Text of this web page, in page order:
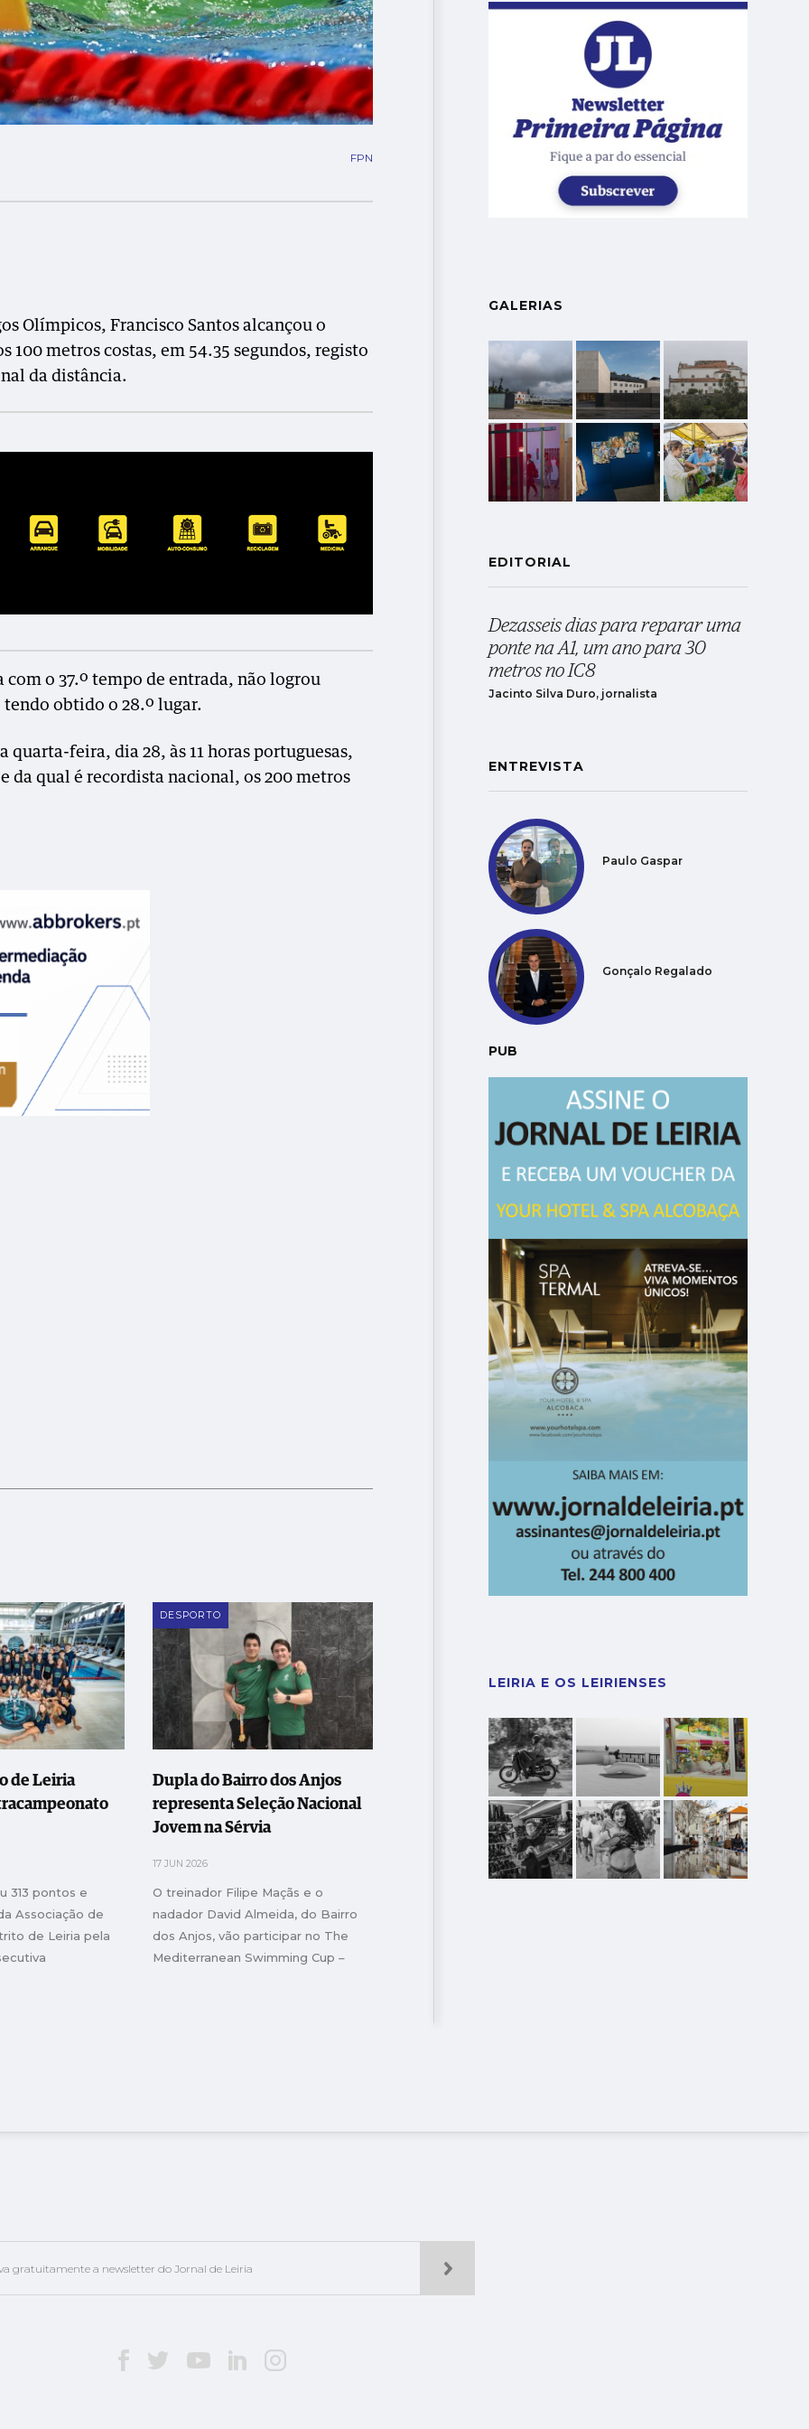
FPN
Olímpicos, Francisco Santos alcançou o
100 metros costas, em 54.35 segundos, registo
da distância.
o 37.º tempo de entrada, não logrou
obtido o 28.º lugar.
quarta-feira, dia 28, às 11 horas portuguesas,
da qual é recordista nacional, os 200 metros
de Leiria
313 pontos e
Associação de
de Leiria pela
DESPORTO
Dupla do Bairro dos Anjos
representa Seleção Nacional
Jovem na Sérvia
17 JUN 2026
O treinador Filipe Maçãs e o
nadador David Almeida, do Bairro
dos Anjos, vão participar no The
Mediterranean Swimming Cup –
GALERIAS
EDITORIAL
Dezasseis dias para reparar uma
ponte na A1, um ano para 30
metros no IC8
Jacinto Silva Duro, jornalista
ENTREVISTA
Paulo Gaspar
Gonçalo Regalado
PUB
LEIRIA E OS LEIRIENSES